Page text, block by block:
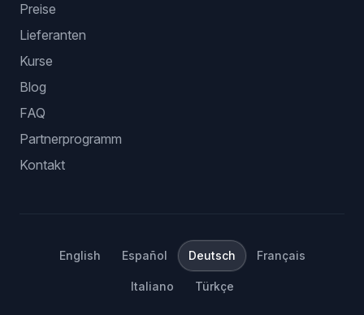
Preise
Lieferanten
Kurse
Blog
FAQ
Partnerprogramm
Kontakt
English Español Deutsch Français
Italiano Türkçe